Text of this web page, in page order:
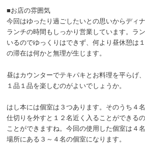
■お店の雰囲気
今回はゆったり過ごしたいとの思いからディ
ランチの時間もしっかり営業しています。ラ
いるのでゆっくりはできず、何より昼休憩は
の滞在は何かと無理が生じます。
昼はカウンターでテキパキとお料理を平らげ
１品１品を楽しむのがよいでしょうか。
はし本には個室は３つあります。そのうち４
仕切りを外すと１２名近く入ることができる
ことができますね。今回の使用した個室は４
場所にある３～４名の個室になります。